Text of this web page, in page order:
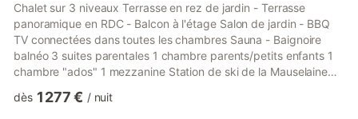
Chalet sur 3 niveaux Terrasse en rez de jardin - Terrasse
panoramique en RDC - Balcon à l'étage Salon de jardin - BBQ
TV connectées dans toutes les chambres Sauna - Baignoire
balnéo 3 suites parentales 1 chambre parents/petits enfants 1
chambre "ados" 1 mezzanine Station de ski de la Mauselaine
de ski du Honneck - La Schlucht : 10 mn. Randonnées au
dès 1 277 € / nuit